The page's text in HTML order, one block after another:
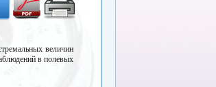
величин
в полевых